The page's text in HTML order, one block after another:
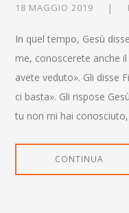
18 MAGGIO 2019
In quel tempo, Gesù
me, conoscerete anche
avete veduto». Gli disse
ci basta». Gli rispose
tu non mi hai
CONTINUA